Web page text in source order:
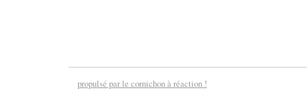
propulsé par le cornichon à réaction !